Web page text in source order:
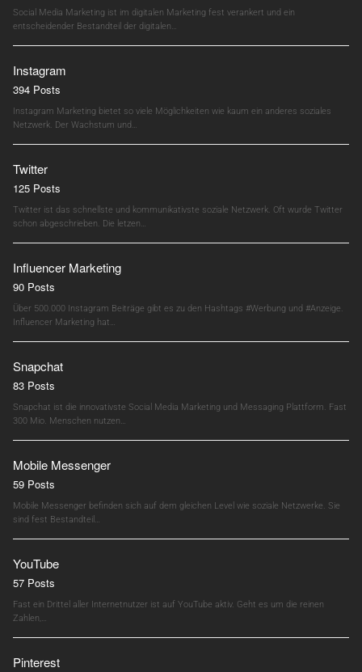
Social Media Marketing ist im digitalen Marketing fest verankert und ein
entscheidender Bestandteil der digitalen…
Instagram
394 Posts
Instagram Marketing bietet so viele Möglichkeiten wie kaum ein anderes soziales
Netzwerk. Der Wachstum und…
Twitter
125 Posts
Twitter ist das schnellste und kommunikativste soziale Netzwerk. Oft wurde Twitter
schon abgeschrieben. Die letzen…
Influencer Marketing
90 Posts
Über 500.000 Instagram Beiträge gibt es zu den Hashtags #Werbung und #Anzeige.
Influencer Marketing hat…
Snapchat
83 Posts
Snapchat ist die innovativste Social Media Marketing und Messaging Plattform. Fast
300 Mio. Menschen nutzen…
Mobile Messenger
59 Posts
Mobile Messenger befinden sich auf dem gleichen Level wie soziale Netzwerke. Sie
sind fest Bestandteil…
YouTube
57 Posts
Fast ein Drittel aller Internetnutzer ist auf YouTube aktiv. Geht es um die reinen
Zahlen,…
Pinterest